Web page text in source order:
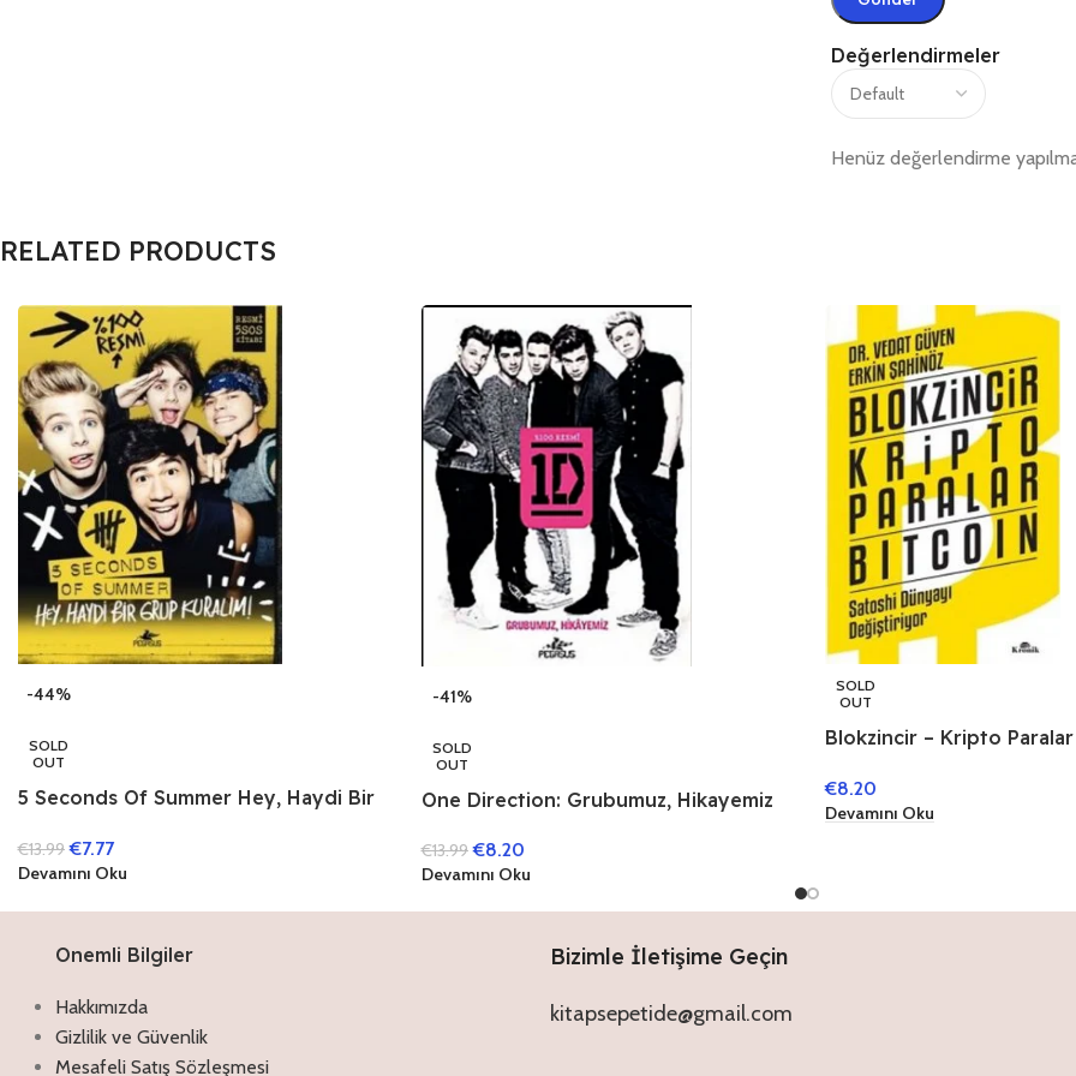
Değerlendirmeler
Henüz değerlendirme
RELATED PRODUCTS
-44%
SOLD
OUT
5 Seconds Of Summer Hey, Haydi Bir
€13.99 €7.77
Devamını Oku
-41%
SOLD
OUT
One Direction: Grubumuz, Hikayemiz
€13.99 €8.20
Devamını Oku
SOLD
OUT
Blokzincir – Kripto
€8.20
Devamını Oku
Onemli Bilgiler
Hakkımızda
Gizlilik ve Güvenlik
Mesafeli Satış Sözleşmesi
Bizimle İletişime Geçin
kitapsepetide@gmail.com